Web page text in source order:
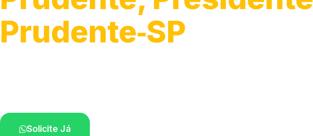
Prudente‑SP
Solicite Já